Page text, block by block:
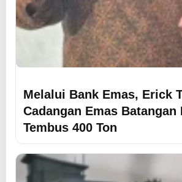
Melalui Bank Emas, Erick
Cadangan Emas Batangan
Tembus 400 Ton